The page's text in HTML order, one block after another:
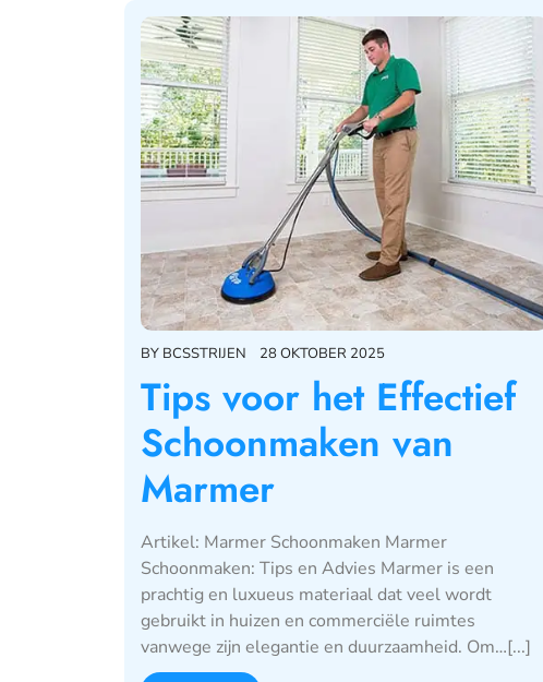
BY BCSSTRIJEN 28 OKTOBER 2025
Tips voor het Effectief
Schoonmaken van
Marmer
Artikel: Marmer Schoonmaken Marmer
Schoonmaken: Tips en Advies Marmer is een
prachtig en luxueus materiaal dat veel wordt
gebruikt in huizen en commerciële ruimtes
vanwege zijn elegantie en duurzaamheid. Om…[...]